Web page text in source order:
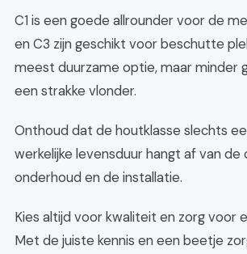
C1 is een goede allrounder voor de
en C3 zijn geschikt voor beschutte
meest duurzame optie, maar minder
een strakke vlonder.
Onthoud dat de houtklasse slechts
werkelijke levensduur hangt af van de
onderhoud en de installatie.
Kies altijd voor kwaliteit en zorg voor
Met de juiste kennis en een beetje